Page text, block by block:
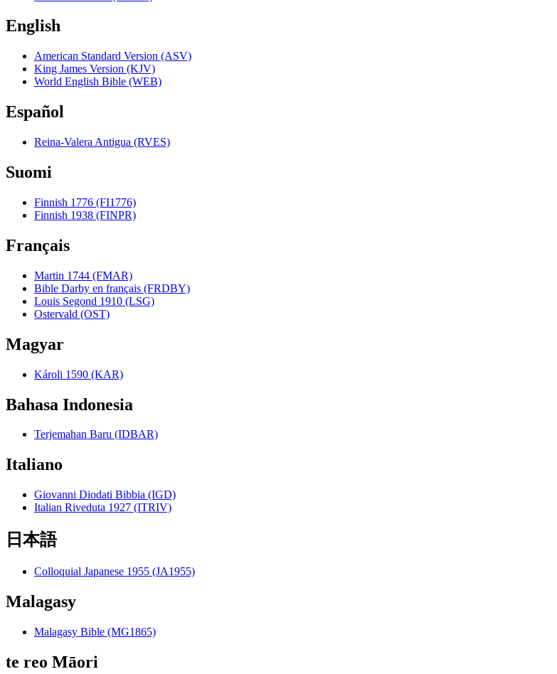
English
American Standard Version (ASV)
King James Version (KJV)
World English Bible (WEB)
Español
Reina-Valera Antigua (RVES)
Suomi
Finnish 1776 (FI1776)
Finnish 1938 (FINPR)
Français
Martin 1744 (FMAR)
Bible Darby en français (FRDBY)
Louis Segond 1910 (LSG)
Ostervald (OST)
Magyar
Károli 1590 (KAR)
Bahasa Indonesia
Terjemahan Baru (IDBAR)
Italiano
Giovanni Diodati Bibbia (IGD)
Italian Riveduta 1927 (ITRIV)
日本語
Colloquial Japanese 1955 (JA1955)
Malagasy
Malagasy Bible (MG1865)
te reo Māori